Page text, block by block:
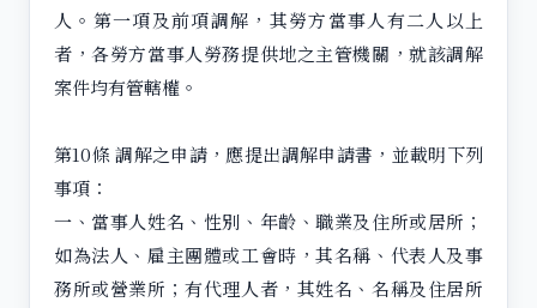
人。第一項及前項調解，其勞方當事人有二人以上
者，各勞方當事人勞務提供地之主管機關，就該調解
案件均有管轄權。
第10條 調解之申請，應提出調解申請書，並載明下列
事項：
一、當事人姓名、性別、年齡、職業及住所或居所；
如為法人、雇主團體或工會時，其名稱、代表人及事
務所或營業所；有代理人者，其姓名、名稱及住居所